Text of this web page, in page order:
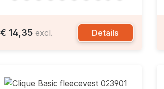
€ 14,35 excl. Details